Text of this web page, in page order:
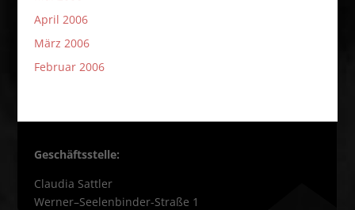
April 2006
März 2006
Februar 2006
Geschäftsstelle:
Claudia Sattler
Werner–Seelenbinder-Straße 1